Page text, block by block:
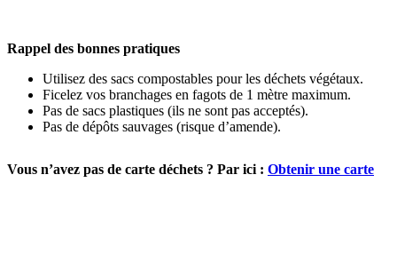
Rappel des bonnes pratiques
Utilisez des sacs compostables pour les déchets végétaux.
Ficelez vos branchages en fagots de 1 mètre maximum.
Pas de sacs plastiques (ils ne sont pas acceptés).
Pas de dépôts sauvages (risque d’amende).
Vous n’avez pas de carte déchets ? Par ici : Obtenir une carte